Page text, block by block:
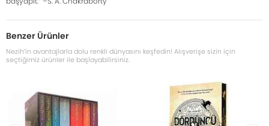
Benzer Ürünler
Nezih’in avantajlarla dolu renkli dünyasını keşfedin! Alışverişe sizin için
seçtiğimiz ürünler ile başlayabilirsiniz.